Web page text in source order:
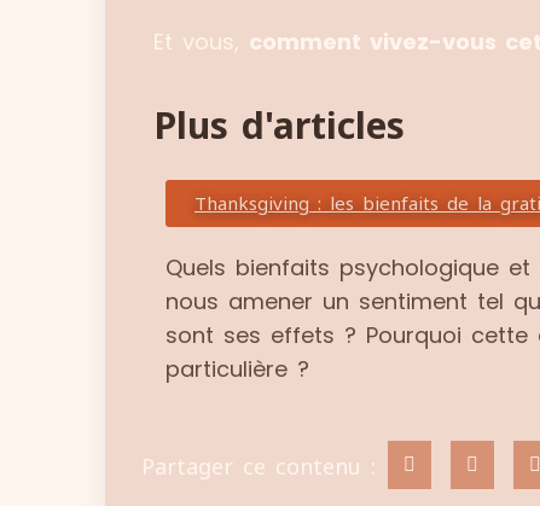
Et vous, comment vivez-vous
Plus d'articles
Thanksgiving : les bienfaits de la
Quels bienfaits psychologique
nous amener un sentiment tel
sont ses effets ? Pourquoi cette
particulière ?
Partager ce contenu :